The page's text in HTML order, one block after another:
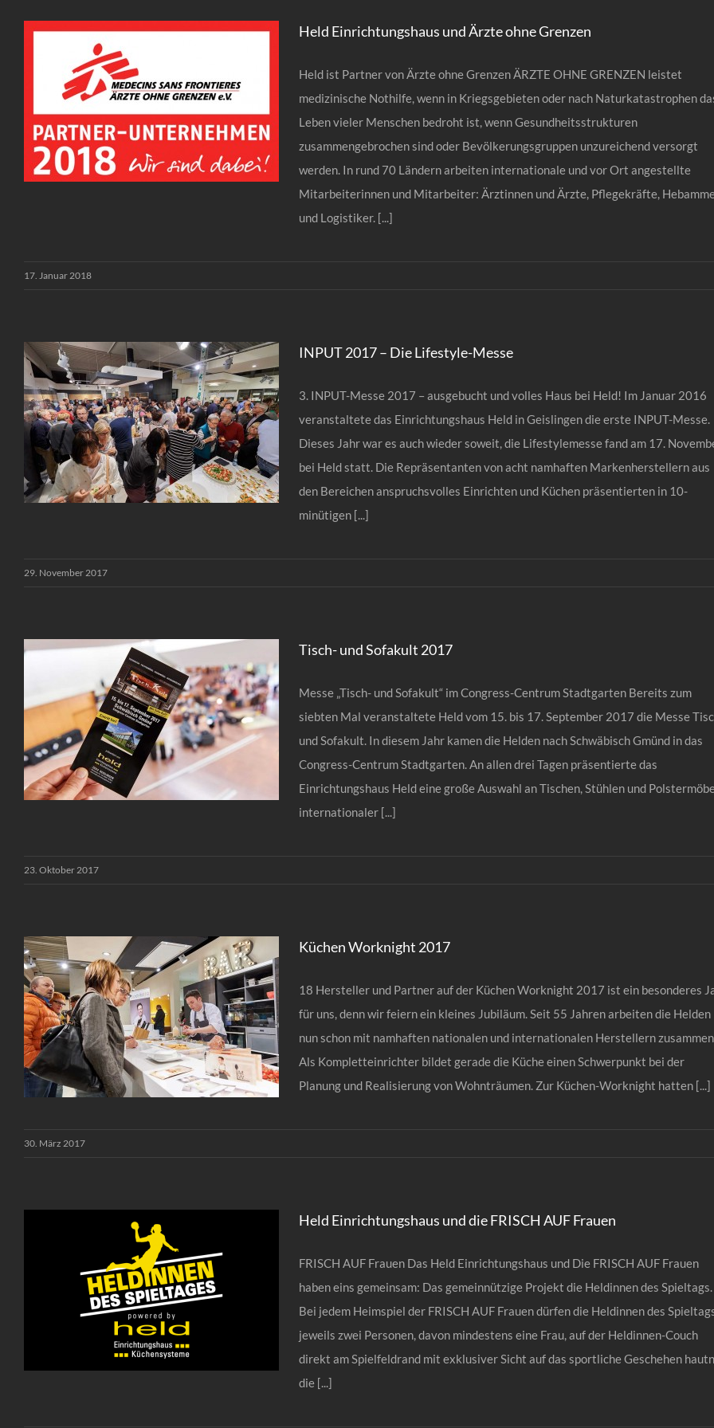
Ärzte ohne Grenzen
Held Einrichtungshaus und Ärzte ohne Grenzen
Held ist Partner von Ärzte ohne Grenzen ÄRZTE OHNE GRENZEN leistet
medizinische Nothilfe, wenn in Kriegsgebieten oder nach Naturkatastrophen
Leben vieler Menschen bedroht ist, wenn Gesundheitsstrukturen
zusammengebrochen sind oder Bevölkerungsgruppen unzureichend versorgt
werden. In rund 70 Ländern arbeiten internationale und vor Ort angestellte
Mitarbeiterinnen und Mitarbeiter: Ärztinnen und Ärzte, Pflegekräfte,
und Logistiker. [...]
17. Januar 2018
INPUT 2017 – Die
INPUT 2017 – Die Lifestyle-Messe
3. INPUT-Messe 2017 – ausgebucht und volles Haus bei Held! Im Januar 2016
veranstaltete das Einrichtungshaus Held in Geislingen die erste INPUT-Messe.
Dieses Jahr war es auch wieder soweit, die Lifestylemesse fand am 17.
bei Held statt. Die Repräsentanten von acht namhaften Markenherstellern aus
den Bereichen anspruchsvolles Einrichten und Küchen präsentierten in 10-
minütigen [...]
29. November 2017
Tisch- und Sofakult 2017
Messe „Tisch- und Sofakult“ im Congress-Centrum Stadtgarten Bereits zum
siebten Mal veranstaltete Held vom 15. bis 17. September 2017 die Messe
und Sofakult. In diesem Jahr kamen die Helden nach Schwäbisch Gmünd in das
Congress-Centrum Stadtgarten. An allen drei Tagen präsentierte das
Einrichtungshaus Held eine große Auswahl an Tischen, Stühlen und
internationaler [...]
23. Oktober 2017
Küchen Worknight 2017
18 Hersteller und Partner auf der Küchen Worknight 2017 ist ein besonderes
für uns, denn wir feiern ein kleines Jubiläum. Seit 55 Jahren arbeiten die Helden
nun schon mit namhaften nationalen und internationalen Herstellern
Als Kompletteinrichter bildet gerade die Küche einen Schwerpunkt bei der
Planung und Realisierung von Wohnträumen. Zur Küchen-Worknight hatten [...]
30. März 2017
Held Einrichtungshaus und die FRISCH AUF Frauen
FRISCH AUF Frauen Das Held Einrichtungshaus und Die FRISCH AUF Frauen
haben eins gemeinsam: Das gemeinnützige Projekt die Heldinnen des Spieltags.
Bei jedem Heimspiel der FRISCH AUF Frauen dürfen die Heldinnen des
jeweils zwei Personen, davon mindestens eine Frau, auf der Heldinnen-Couch
direkt am Spielfeldrand mit exklusiver Sicht auf das sportliche Geschehen
die [...]